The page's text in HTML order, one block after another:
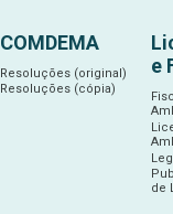
COMDEMA
Resoluções (original)
Resoluções (cópia)
e
de